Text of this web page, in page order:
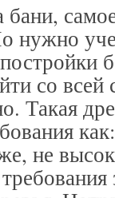
бани,
нужно
со всей
Такая
не